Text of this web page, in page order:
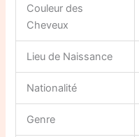
Couleur des
Cheveux
Lieu de Naissance
Nationalité
Genre